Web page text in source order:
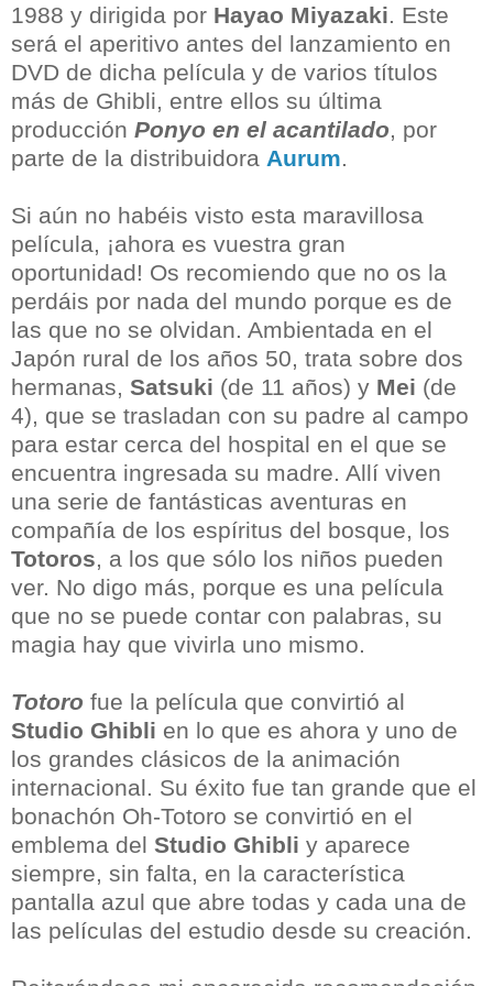
1988 y dirigida por Hayao Miyazaki. Este
será el aperitivo antes del lanzamiento en
DVD de dicha película y de varios títulos
más de Ghibli, entre ellos su última
producción Ponyo en el acantilado, por
parte de la distribuidora Aurum.
Si aún no habéis visto esta maravillosa
película, ¡ahora es vuestra gran
oportunidad! Os recomiendo que no os la
perdáis por nada del mundo porque es de
las que no se olvidan. Ambientada en el
Japón rural de los años 50, trata sobre dos
hermanas, Satsuki (de 11 años) y Mei (de
4), que se trasladan con su padre al campo
para estar cerca del hospital en el que se
encuentra ingresada su madre. Allí viven
una serie de fantásticas aventuras en
compañía de los espíritus del bosque, los
Totoros, a los que sólo los niños pueden
ver. No digo más, porque es una película
que no se puede contar con palabras, su
magia hay que vivirla uno mismo.
Totoro fue la película que convirtió al
Studio Ghibli en lo que es ahora y uno de
los grandes clásicos de la animación
internacional. Su éxito fue tan grande que el
bonachón Oh-Totoro se convirtió en el
emblema del Studio Ghibli y aparece
siempre, sin falta, en la característica
pantalla azul que abre todas y cada una de
las películas del estudio desde su creación.